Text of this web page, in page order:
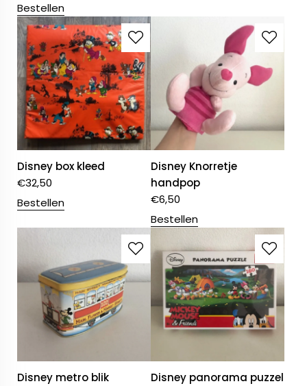
Bestellen
Disney box kleed
€32,50
Bestellen
Disney Knorretje
handpop
€6,50
Bestellen
Disney metro blik
Disney panorama puzzel